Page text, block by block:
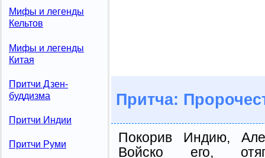
Мифы и легенды
Кельтов
Мифы и легенды
Китая
Притчи Дзен-
буддизма
Притчи Индии
Притчи Руми
Притча:
Покорив Индию,
Войско его,